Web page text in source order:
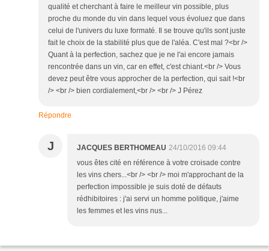
qualité et cherchant à faire le meilleur vin possible, plus
proche du monde du vin dans lequel vous évoluez que dans
celui de l'univers du luxe formaté. Il se trouve qu'ils sont juste
fait le choix de la stabilité plus que de l'aléa. C'est mal ?<br />
Quant à la perfection, sachez que je ne l'ai encore jamais
rencontrée dans un vin, car en effet, c'est chiant.<br /> Vous
devez peut être vous approcher de la perfection, qui sait !<br
/> <br /> bien cordialement,<br /> <br /> J Pérez
Répondre
J JACQUES BERTHOMEAU 24/10/2016 09:44
vous êtes cité en référence à votre croisade contre
les vins chers...<br /> <br /> moi m'approchant de la
perfection impossible je suis doté de défauts
rédhibitoires : j'ai servi un homme politique, j'aime
les femmes et les vins nus...